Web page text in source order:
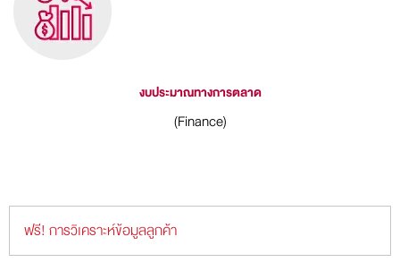
งบประมาณทางการตลาด
(Finance)
ฟรี! การวิเคราะห์ข้อมูลลูกค้า